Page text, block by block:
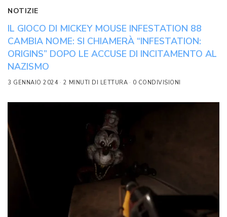
NOTIZIE
IL GIOCO DI MICKEY MOUSE INFESTATION 88
CAMBIA NOME: SI CHIAMERÀ “INFESTATION:
ORIGINS” DOPO LE ACCUSE DI INCITAMENTO AL
NAZISMO
3 GENNAIO 2024 2 MINUTI DI LETTURA 0 CONDIVISIONI